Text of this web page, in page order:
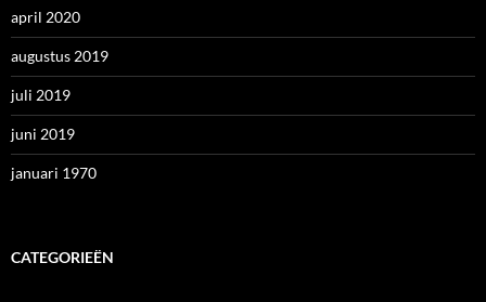
april 2020
augustus 2019
juli 2019
juni 2019
januari 1970
CATEGORIEËN